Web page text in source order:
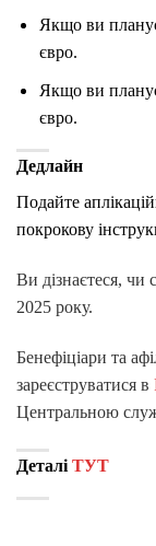
Якщо ви
євро.
Якщо ви
євро.
Дедлайн
Подайте
покрокову
Ви дізнаєтеся, чи
2025 року.
Бенефіціари та
зареєструватися в
Центральною
Деталі ТУТ